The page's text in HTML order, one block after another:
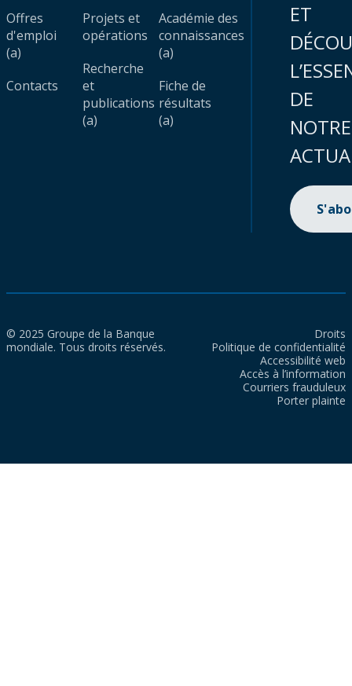
Offres
d'emploi
(a)
Contacts
Projets et
opérations
Recherche
et
publications
(a)
Académie des
connaissances
(a)
Fiche de
résultats
(a)
ET
DE
NOTRE
© 2025 Groupe de la Banque
mondiale. Tous droits réservés.
Droits
Politique de confidentialité
Accessibilité web
Accès à l’information
Courriers frauduleux
Porter plainte